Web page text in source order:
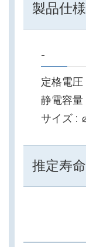
製品仕様
-
定格電圧
静電容量
サイズ
推定寿命